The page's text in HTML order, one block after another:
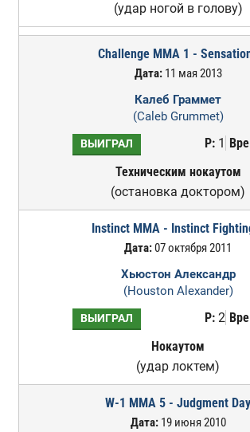
(удар ногой в голову)
Challenge MMA 1 -
Дата:11 мая 2013
Калеб Граммет
(Caleb Grummet)
ВЫИГРАЛ Р:1
Техническим нокаутом
(остановка доктором)
Instinct MMA - Instinct
Дата:07 октября 2011
Хьюстон Александр
(Houston Alexander)
ВЫИГРАЛ Р:2
Нокаутом
(удар локтем)
W-1 MMA 5 - Judgment Day
Дата:19 июня 2010